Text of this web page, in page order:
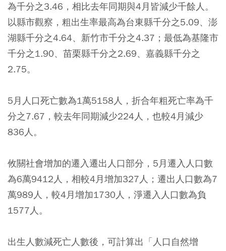
為千分之3.46，相比去年同期與4月皆減少千餘人。
以縣市觀察，粗出生率最高為台東縣千分之5.09、澎
湖縣千分之4.64、新竹市千分之4.37；最低為基隆市
千分之1.90、苗栗縣千分之2.69、嘉義縣千分之
2.75。
5月人口死亡數為1萬5158人，折合年粗死亡率為千
分之7.67，較去年同期減少224人，也較4月減少
836人。
攸關社會增加的遷入遷出人口部分，5月遷入人口數
為6萬9412人，相較4月增加327人；遷出人口數為7
萬989人，較4月增加1730人，淨遷入人口數為負
1577人。
出生人數減死亡人數後，可計算出「人口自然增